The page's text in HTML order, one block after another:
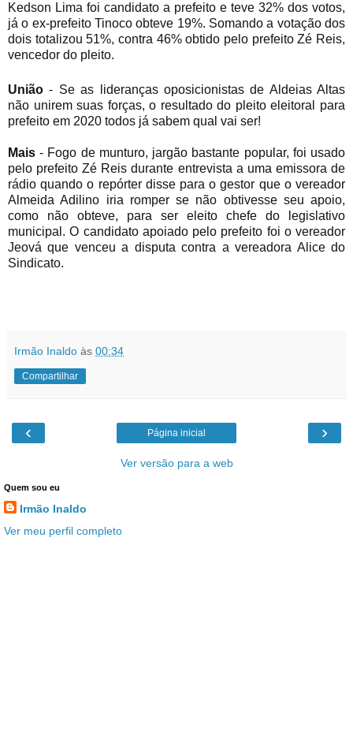
Kedson Lima foi candidato a prefeito e teve 32% dos votos,
já o ex-prefeito Tinoco obteve 19%. Somando a votação dos
dois totalizou 51%, contra 46% obtido pelo prefeito Zé Reis,
vencedor do pleito.
União - Se as lideranças oposicionistas de Aldeias Altas
não unirem suas forças, o resultado do pleito eleitoral para
prefeito em 2020 todos já sabem qual vai ser!
Mais- Fogo de munturo, jargão bastante popular, foi usado
pelo prefeito Zé Reis durante entrevista a uma emissora de
rádio quando o repórter disse para o gestor que o vereador
Almeida Adilino iria romper se não obtivesse seu apoio,
como não obteve, para ser eleito chefe do legislativo
municipal. O candidato apoiado pelo prefeito foi o vereador
Jeová que venceu a disputa contra a vereadora Alice do
Sindicato.
Irmão Inaldo às 00:34
Compartilhar
‹ ›
Página inicial
Ver versão para a web
Quem sou eu
Irmão Inaldo
Ver meu perfil completo